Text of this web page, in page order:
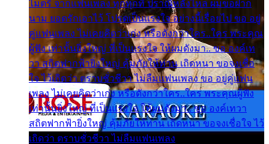
ไมตรี จากแฟนเพลง ทุกทุกที่ ปราณีหลั่งไหล ผมขอฝาก
นาม ยอดรักเอาไว้ โปรดเป็นแรงใจ อย่างนี้เรื่อยไป ขอ อยู่
คู่แฟนเพลง ไม่เคยคิดว่าเก่ง หรือดังกว่าใคร..ใคร พระคุณ
ผู้ฟัง เท่านั้นยิ่งใหญ่ ที่เป็นแรงใจ ให้ผมดังมา.. ขอ องค์เท
วา สถิตฟากฟ้ายิ่งใหญ่ คุ้มภัยให้ท่าน เถิดหนา ขอจงเชื่อ
ใจ ไว้เถิดว่า ตราบชั่วชีวา ไม่ลืมแฟนเพลง ขอ อยู่คู่แฟน
เพลง ไม่เคยคิดว่าเก่ง หรือดังกว่าใคร..ใคร พระคุณผู้ฟัง
เท่านั้นยิ่งใหญ่ ที่เป็นแรงใจ ให้ผมดังมา.. ขอ องค์เทวา
สถิตฟากฟ้ายิ่งใหญ่ คุ้มภัยให้ท่าน เถิดหนา ขอจงเชื่อใจ ไว้
เถิดว่า ตราบชั่วชีวา ไม่ลืมแฟนเพลง